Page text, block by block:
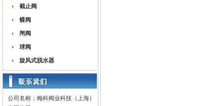
截止阀
蝶阀
闸阀
球阀
旋风式脱水器
公司名称：梅科阀业科技（上海）